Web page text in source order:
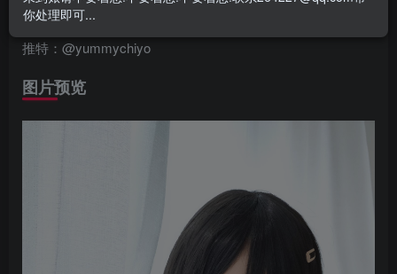
推特：@yummychiyo
图片预览
你处理即可...